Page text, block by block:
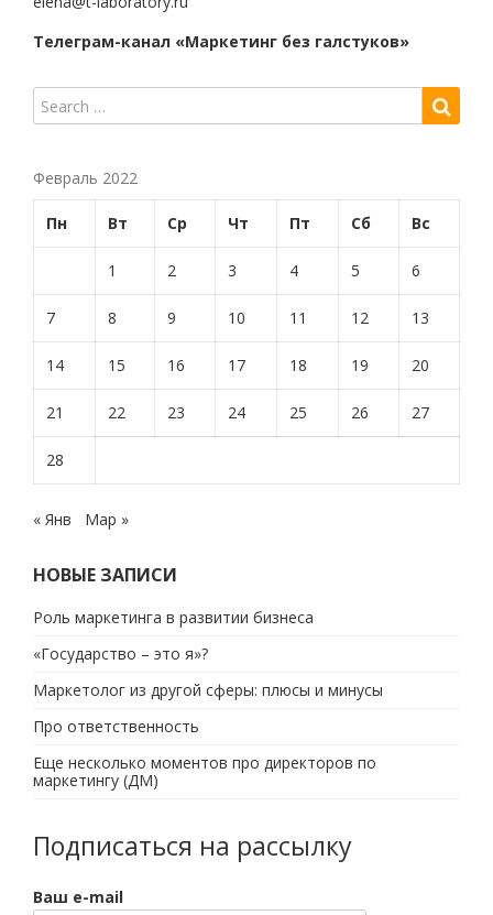
Телеграм-канал «Маркетинг без галстуков»
Февраль 2022
Пн Вт Ср Чт Пт Сб Вс
1 2 3 4 5 6
7 8 9 10 11 12 13
14 15 16 17 18 19 20
21 22 23 24 25 26 27
28
« Янв Мар »
НОВЫЕ ЗАПИСИ
Роль маркетинга в развитии бизнеса
«Государство – это я»?
Маркетолог из другой сферы: плюсы и минусы
Про ответственность
Еще несколько моментов про директоров по
маркетингу (ДМ)
Подписаться на рассылку
Ваш e-mail